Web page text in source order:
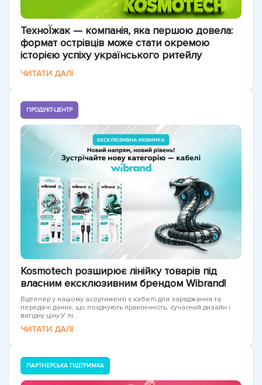
ТехноЇжак — компанія, яка першою довела:
формат острівців може стати окремою
історією успіху українського ритейлу
ЧИТАТИ ДАЛІ
ПРОДУКТ-ЦЕНТР
Kosmotech розширює лінійку товарів під
власним ексклюзивним брендом Wibrand!
Відтепер у нашому асортименті є кабелі для заряджання та
передачі даних, що поєднують практичність, сучасний дизайн і
вигідну ціну.У лі...
ЧИТАТИ ДАЛІ
ПАРТНЕРСЬКА ПІДТРИМКА